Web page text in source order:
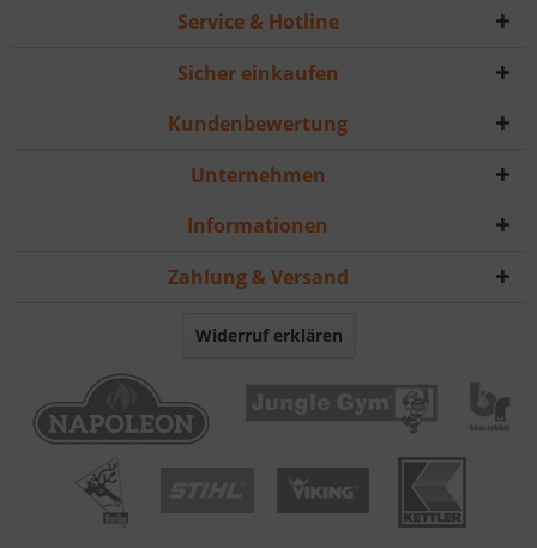
Service & Hotline
Sicher einkaufen
Kundenbewertung
Unternehmen
Informationen
Zahlung & Versand
Widerruf erklären